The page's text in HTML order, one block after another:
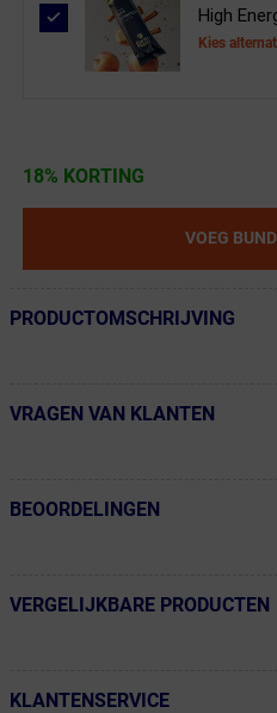
High
Kies
18% KORTING
VOEG
← Terug naar productnavigatie
PRODUCTOMSCHRIJVING
← Terug naar productnavigatie
VRAGEN VAN KLANTEN
← Terug naar productnavigatie
BEOORDELINGEN
← Terug naar productnavigatie
VERGELIJKBARE PRODUCTEN
← Terug naar productnavigatie
KLANTENSERVICE